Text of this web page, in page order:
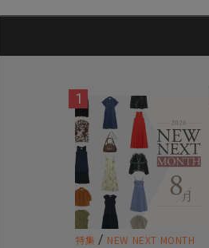
1
特集 / NEW NEXT MONTH